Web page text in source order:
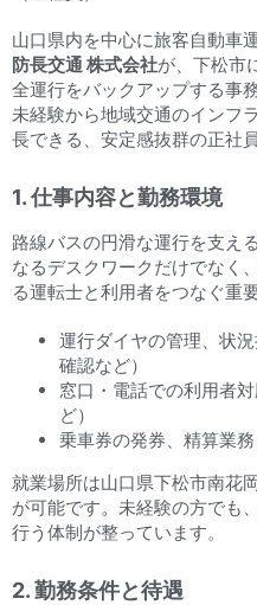
山口県内を中心に旅客自動車
防長交通 株式会社が、下松市
全運行をバックアップする事
未経験から地域交通のインフ
長できる、安定感抜群の正社
1. 仕事内容と勤務環境
路線バスの円滑な運行を支え
なるデスクワークだけでなく
る運転士と利用者をつなぐ重
運行ダイヤの管理、状
確認など）
窓口・電話での利用者
ど）
乗車券の発券、精算業
就業場所は山口県下松市南花
が可能です。未経験の方でも
行う体制が整っています。
2. 勤務条件と待遇